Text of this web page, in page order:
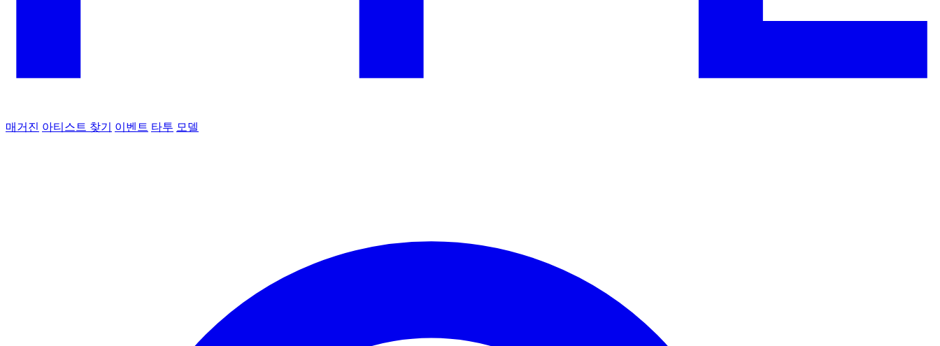
매거진 아티스트 찾기 이벤트 타투 모델